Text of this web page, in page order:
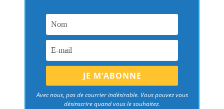
Avec nous, pas de courrier indésirable. Vous pouvez vous
désinscrire quand vous le souhaitez.